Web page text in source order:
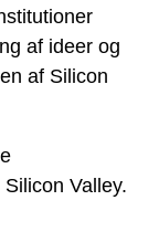
af ideer og
af Silicon
Valley.